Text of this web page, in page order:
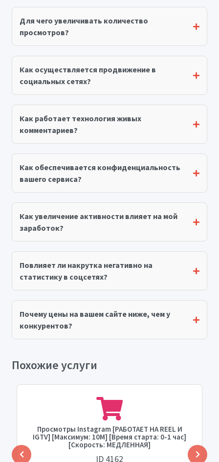
Для чего увеличивать количество
просмотров?
Как осуществляется продвижение в
социальных сетях?
Как работает технология живых
комментариев?
Как обеспечивается конфиденциальность
вашего сервиса?
Как увеличение активности влияет на мой
заработок?
Повлияет ли накрутка негативно на
статистику в соцсетях?
Почему цены на вашем сайте ниже, чем у
конкурентов?
Похожие услуги
Просмотры Instagram [РАБОТАЕТ НА REEL И
IGTV] [Максимум: 10М] [Время старта: 0-1 час]
[Скорость: МЕДЛЕННАЯ]
ID 4162